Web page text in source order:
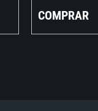
COMPRAR